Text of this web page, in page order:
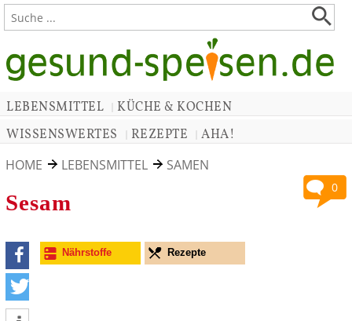
LEBENSMITTEL
KÜCHE & KOCHEN
WISSENSWERTES
REZEPTE
AHA!
HOME
LEBENSMITTEL SAMEN
0
Sesam
teilen
tweet
Nährstoffe Rezepte